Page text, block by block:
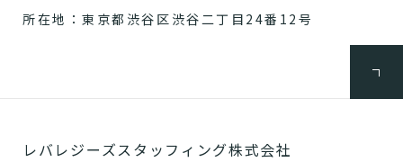
所在地：東京都渋谷区渋谷二丁目24番12号
レバレジーズスタッフィング株式会社